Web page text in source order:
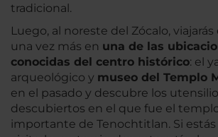
tradicional.
Luego, al noreste del Zócalo,
una vez más en una de las
conocidas del centro histórico: el
arqueológico y museo del Templo
en el pasado y descubre los
descubiertos en el que fue el
importante de Tenochtitlan. Si